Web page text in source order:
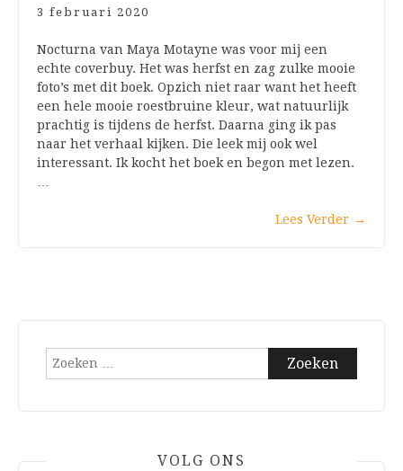
3 februari 2020
Nocturna van Maya Motayne was voor mij een
echte coverbuy. Het was herfst en zag zulke mooie
foto’s met dit boek. Opzich niet raar want het heeft
een hele mooie roestbruine kleur, wat natuurlijk
prachtig is tijdens de herfst. Daarna ging ik pas
naar het verhaal kijken. Die leek mij ook wel
interessant. Ik kocht het boek en begon met lezen.
Lees Verder →
Zoeken
VOLG ONS